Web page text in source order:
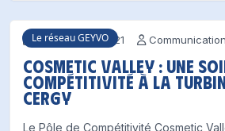
Le réseau GEYVO
17 novembre 2021 Communication
Cosmetic Valley : une
Compétitivité à la
Cergy
Le Pôle de Compétitivité Cosmetic